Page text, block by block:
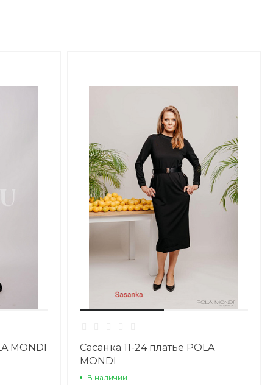
MONDI
Сасанка 11-24 платье POLA
MONDI
В наличии